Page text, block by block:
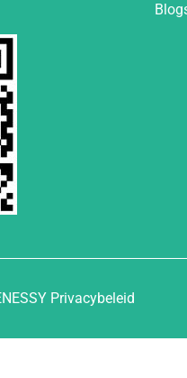
Privacybeleid